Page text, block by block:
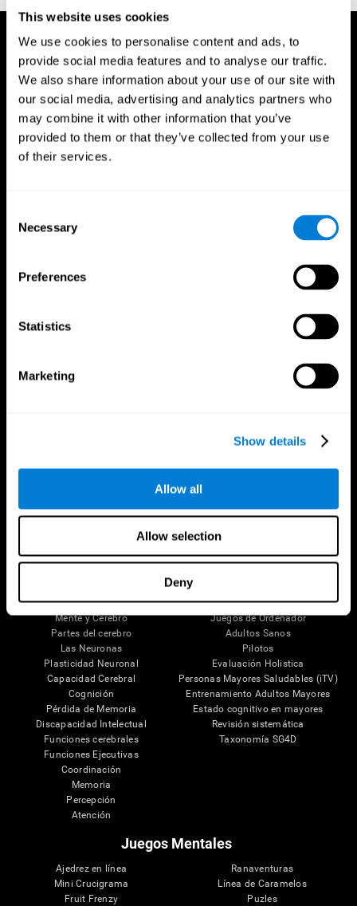
This website uses cookies
We use cookies to personalise content and ads, to
provide social media features and to analyse our traffic.
We also share information about your use of our site with
our social media, advertising and analytics partners who
may combine it with other information that you’ve
provided to them or that they’ve collected from your use
of their services.
Selection
Necessary
Preferences
Statistics
Marketing
Show details
Allow all
Allow selection
Deny
El Cerebro Humano
Mente y Cerebro
Partes del cerebro
Las Neuronas
Plasticidad Neuronal
Capacidad Cerebral
Cognición
Pérdida de Memoria
Discapacidad Intelectual
Funciones cerebrales
Funciones Ejecutivas
Coordinación
Memoria
Percepción
Atención
Validación de las Terapias Digitales
Juegos de Ordenador
Adultos Sanos
Pilotos
Evaluación Holistica
Personas Mayores Saludables (iTV)
Entrenamiento Adultos Mayores
Estado cognitivo en mayores
Revisión sistemática
Taxonomía SG4D
Juegos Mentales
Ajedrez en línea
Mini Crucigrama
Fruit Frenzy
Ranaventuras
Línea de Caramelos
Puzles